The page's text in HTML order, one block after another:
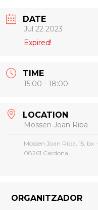
DATE
Jul 22 2023
Expired!
TIME
15:00 - 18:00
LOCATION
Mossen Joan Riba
Mossen Joan Riba, 15, bx -
08261 Cardona
ORGANITZADOR